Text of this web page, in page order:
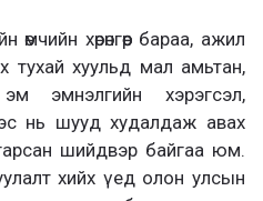
хөрөнгөөр бараа, ажил
тухай хуульд мал амьтан,
эмнэлгийн хэрэгсэл,
нь шууд худалдаж авах
гарсан шийдвэр байгаа юм.
хийх үед олон улсын